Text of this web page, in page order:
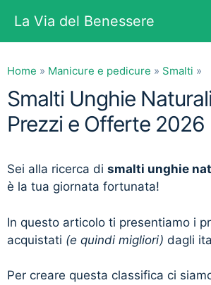
contenuto
La Via del Benessere
Home » Manicure e pedicure » Smalti »
Smalti Unghie
Prezzi e Offerte 2026
Sei alla ricerca di smalti unghie
è la tua giornata fortunata!
In questo articolo ti presentiamo i
acquistati (e quindi migliori) dagli
Per creare questa classifica ci